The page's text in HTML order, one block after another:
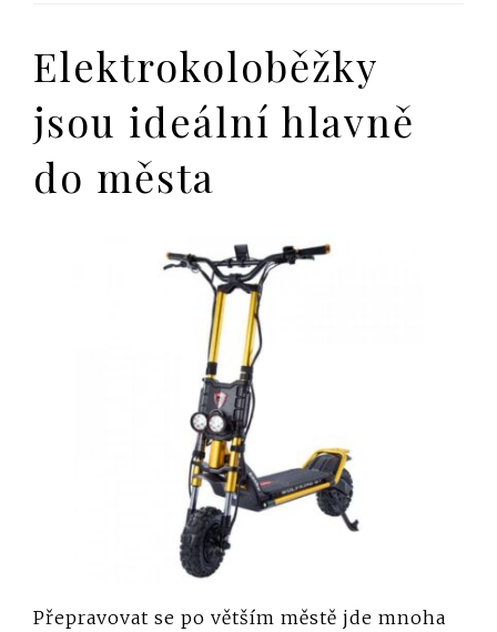
Elektrokoloběžky
jsou ideální hlavně
do města
Přepravovat se po větším městě jde mnoha